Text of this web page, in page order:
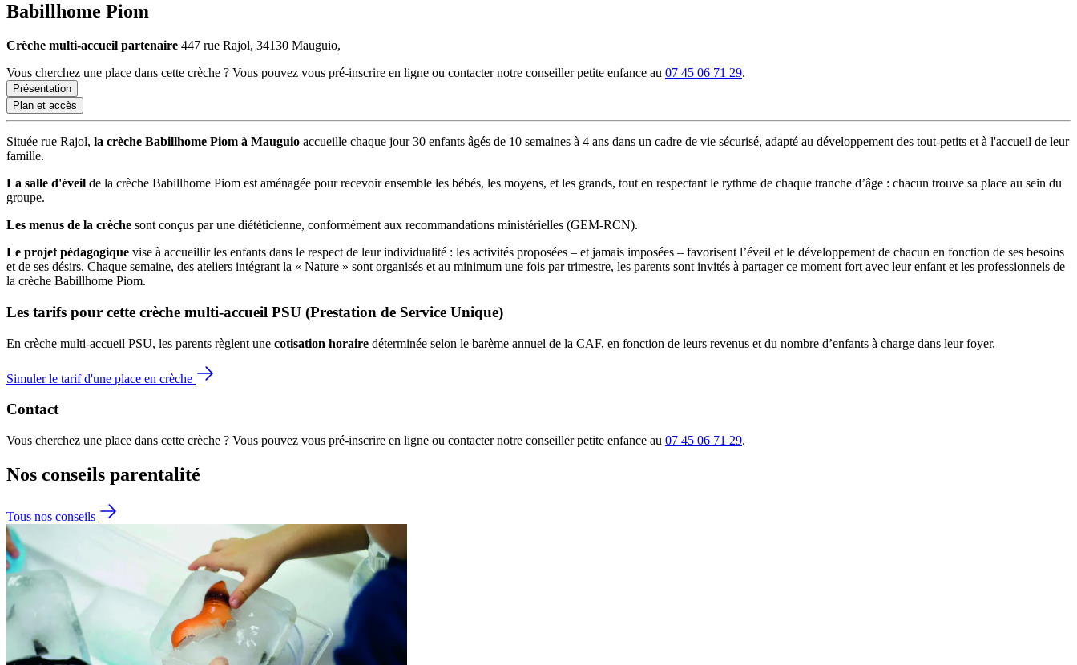
Babillhome Piom
Crèche multi-accueil partenaire 447 rue Rajol, 34130 Mauguio,
Vous cherchez une place dans cette crèche ? Vous pouvez vous pré-inscrire en ligne ou contacter notre conseiller petite enfance au 07 45 06 71 29.
Présentation
Plan et accès
Située rue Rajol, la crèche Babillhome Piom à Mauguio accueille chaque jour 30 enfants âgés de 10 semaines à 4 ans dans un cadre de vie sécurisé, adapté au développement des tout-petits et à l'accueil de leur
famille.
La salle d'éveil de la crèche Babillhome Piom est aménagée pour recevoir ensemble les bébés, les moyens, et les grands, tout en respectant le rythme de chaque tranche d’âge : chacun trouve sa place au sein du
groupe.
Les menus de la crèche sont conçus par une diététicienne, conformément aux recommandations ministérielles (GEM-RCN).
Le projet pédagogique vise à accueillir les enfants dans le respect de leur individualité : les activités proposées – et jamais imposées – favorisent l’éveil et le développement de chacun en fonction de ses besoins
et de ses désirs. Chaque semaine, des ateliers intégrant la « Nature » sont organisés et au minimum une fois par trimestre, les parents sont invités à partager ce moment fort avec leur enfant et les professionnels de
la crèche Babillhome Piom.
Les tarifs pour cette crèche multi-accueil PSU (Prestation de Service Unique)
En crèche multi-accueil PSU, les parents règlent une cotisation horaire déterminée selon le barème annuel de la CAF, en fonction de leurs revenus et du nombre d’enfants à charge dans leur foyer.
Simuler le tarif d'une place en crèche
Contact
Vous cherchez une place dans cette crèche ? Vous pouvez vous pré-inscrire en ligne ou contacter notre conseiller petite enfance au 07 45 06 71 29.
Nos conseils parentalité
Tous nos conseils